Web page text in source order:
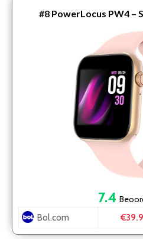
#8 PowerLocus PW4 –
7.4
Bol.com